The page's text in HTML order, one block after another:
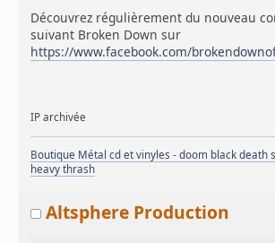
Découvrez régulièrement du nouveau
suivant Broken Down sur
https://www.facebook.com/
IP archivée
Boutique Métal cd et vinyles - doom black death
heavy thrash
Altsphere Production